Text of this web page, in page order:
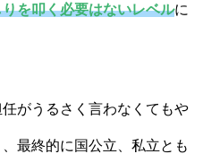
を叩く必要はないレベルに
がうるさく言わなくてもや
最終的に国公立、私立とも